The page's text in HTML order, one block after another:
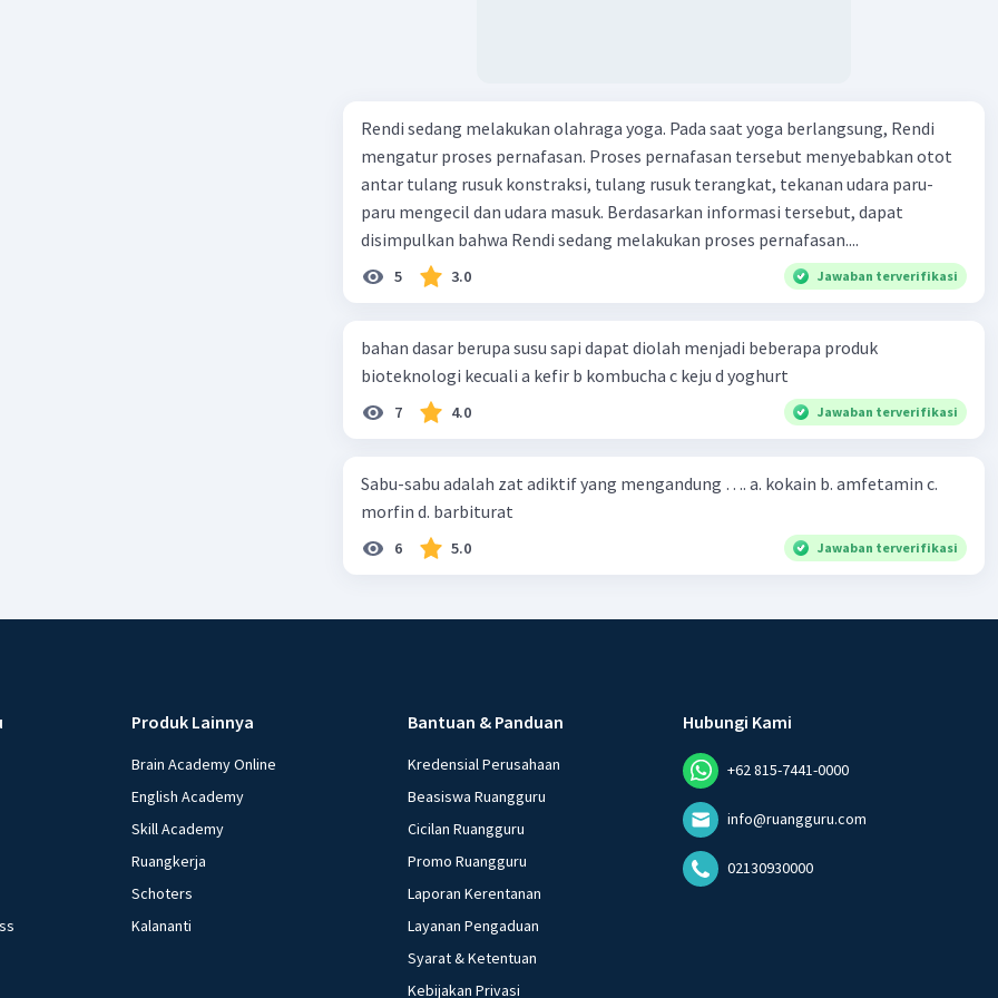
Rendi sedang melakukan olahraga yoga. Pada saat yoga berlangsung, Rendi
mengatur proses pernafasan. Proses pernafasan tersebut menyebabkan otot
antar tulang rusuk konstraksi, tulang rusuk terangkat, tekanan udara paru-
paru mengecil dan udara masuk. Berdasarkan informasi tersebut, dapat
disimpulkan bahwa Rendi sedang melakukan proses pernafasan....
5 3.0 Jawaban terverifikasi
bahan dasar berupa susu sapi dapat diolah menjadi beberapa produk
bioteknologi kecuali a kefir b kombucha c keju d yoghurt
7 4.0 Jawaban terverifikasi
Sabu-sabu adalah zat adiktif yang mengandung …. a. kokain b. amfetamin c.
morfin d. barbiturat
6 5.0 Jawaban terverifikasi
Produk Lainnya
Brain Academy Online
English Academy
Skill Academy
Ruangkerja
Schoters
Kalananti
Bantuan & Panduan
Kredensial Perusahaan
Beasiswa Ruangguru
Cicilan Ruangguru
Promo Ruangguru
Laporan Kerentanan
Layanan Pengaduan
Syarat & Ketentuan
Kebijakan Privasi
Hubungi Kami
+62 815-7441-0000
info@ruangguru.com
02130930000